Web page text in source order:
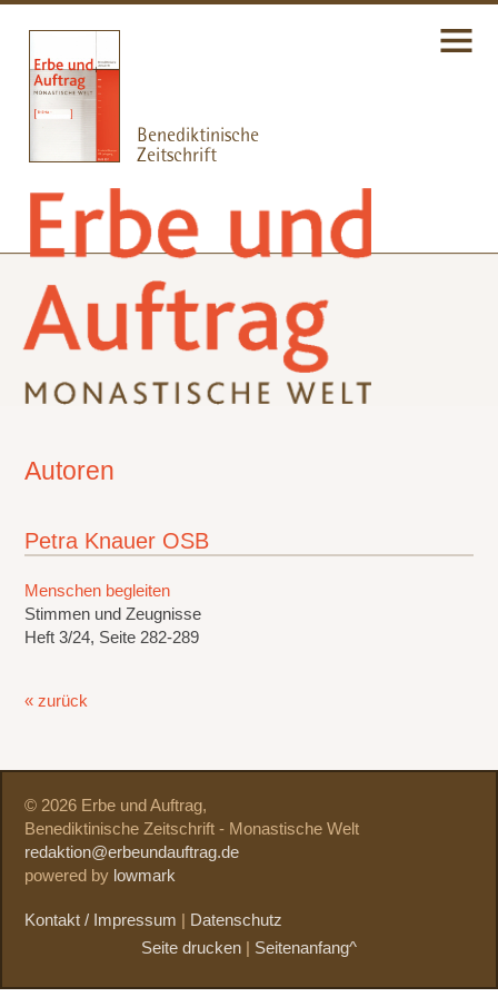
Autoren
Petra Knauer OSB
Menschen begleiten
Stimmen und Zeugnisse
Heft 3/24, Seite 282-289
« zurück
© 2026 Erbe und Auftrag,
Benediktinische Zeitschrift - Monastische Welt
redaktion@erbeundauftrag.de
powered by lowmark
Kontakt / Impressum
Datenschutz
Seite drucken
Seitenanfang^